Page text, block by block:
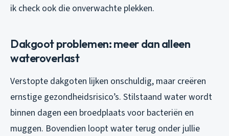
ik check ook die onverwachte plekken.
Dakgoot problemen: meer dan alleen
wateroverlast
Verstopte dakgoten lijken onschuldig, maar creëren
ernstige gezondheidsrisico’s. Stilstaand water wordt
binnen dagen een broedplaats voor bacteriën en
muggen. Bovendien loopt water terug onder jullie